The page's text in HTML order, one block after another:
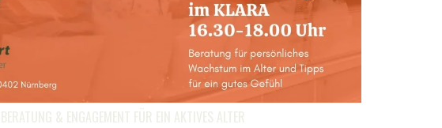
& ENGAGEMENT FÜR EIN AKTIVES ALTER